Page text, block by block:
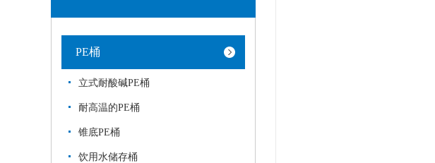
PE桶
立式耐酸碱PE桶
耐高温的PE桶
锥底PE桶
饮用水储存桶